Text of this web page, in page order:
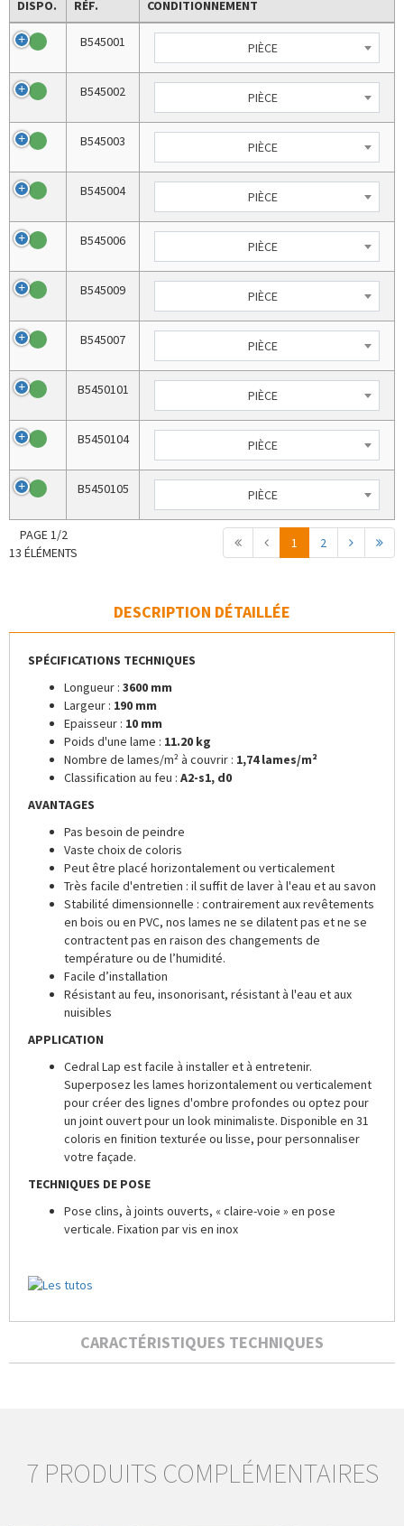
DISPO. RÉF. CONDITIONNEMENT
B545001 PIÈCE
B545002 PIÈCE
B545003 PIÈCE
B545004 PIÈCE
B545006 PIÈCE
B545009 PIÈCE
B545007 PIÈCE
B5450101 PIÈCE
B5450104 PIÈCE
B5450105 PIÈCE
PAGE 1/2
13 ÉLÉMENTS
1 2
DESCRIPTION DÉTAILLÉE
SPÉCIFICATIONS TECHNIQUES
Longueur : 3600 mm
Largeur : 190 mm
Epaisseur : 10 mm
Poids d'une lame : 11.20 kg
Nombre de lames/m² à couvrir : 1,74 lames/m²
Classification au feu : A2-s1, d0
AVANTAGES
Pas besoin de peindre
Vaste choix de coloris
Peut être placé horizontalement ou verticalement
Très facile d'entretien : il suffit de laver à l'eau et au savon
Stabilité dimensionnelle : contrairement aux revêtements
en bois ou en PVC, nos lames ne se dilatent pas et ne se
contractent pas en raison des changements de
température ou de l’humidité.
Facile d’installation
Résistant au feu, insonorisant, résistant à l'eau et aux
nuisibles
APPLICATION
Cedral Lap est facile à installer et à entretenir.
Superposez les lames horizontalement ou verticalement
pour créer des lignes d'ombre profondes ou optez pour
un joint ouvert pour un look minimaliste. Disponible en 31
coloris en finition texturée ou lisse, pour personnaliser
votre façade.
TECHNIQUES DE POSE
Pose clins, à joints ouverts, « claire-voie » en pose
verticale. Fixation par vis en inox
CARACTÉRISTIQUES TECHNIQUES
7 PRODUITS COMPLÉMENTAIRES